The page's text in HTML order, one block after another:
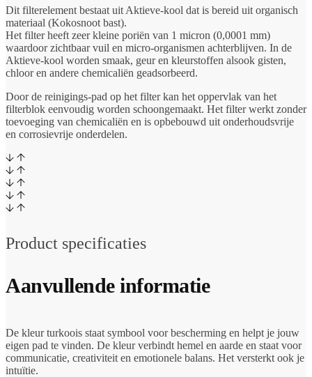
Dit filterelement bestaat uit Aktieve-kool dat is bereid uit organisch
materiaal (Kokosnoot bast).
Het filter heeft zeer kleine poriën van 1 micron (0,0001 mm)
waardoor zichtbaar vuil en micro-organismen achterblijven. In de
Aktieve-kool worden smaak, geur en kleurstoffen alsook gisten,
chloor en andere chemicaliën geadsorbeerd.
Door de reinigings-pad op het filter kan het oppervlak van het
filterblok eenvoudig worden schoongemaakt. Het filter werkt zonder
toevoeging van chemicaliën en is opbebouwd uit onderhoudsvrije
en corrosievrije onderdelen.
Product specificaties
Aanvullende informatie
De kleur turkoois staat symbool voor bescherming en helpt je jouw
eigen pad te vinden. De kleur verbindt hemel en aarde en staat voor
communicatie, creativiteit en emotionele balans. Het versterkt ook je
intuïtie.